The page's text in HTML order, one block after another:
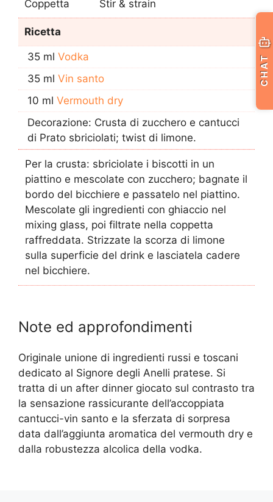
Coppetta
Stir & strain
Ricetta
35 ml Vodka
35 ml Vin santo
10 ml Vermouth dry
Decorazione: Crusta di zucchero e cantucci
di Prato sbriciolati; twist di limone.
Per la crusta: sbriciolate i biscotti in un
piattino e mescolate con zucchero; bagnate il
bordo del bicchiere e passatelo nel piattino.
Mescolate gli ingredienti con ghiaccio nel
mixing glass, poi filtrate nella coppetta
raffreddata. Strizzate la scorza di limone
sulla superficie del drink e lasciatela cadere
nel bicchiere.
Note ed approfondimenti
Originale unione di ingredienti russi e toscani
dedicato al Signore degli Anelli pratese. Si
tratta di un after dinner giocato sul contrasto tra
la sensazione rassicurante dell’accoppiata
cantucci-vin santo e la sferzata di sorpresa
data dall’aggiunta aromatica del vermouth dry e
dalla robustezza alcolica della vodka.
CHAT